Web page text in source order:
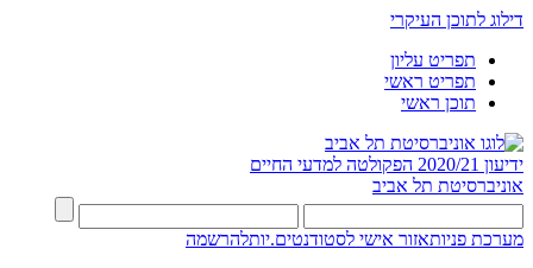
דילוג לתוכן העיקרי
תפריט עליון
תפריט ראשי
תוכן ראשי
ידיעון 2020/21
הפקולטה למדעי החיים
אוניברסיטת תל אביב
מערכת פניותאזור אישי לסטודנטים.יותלהרשמה